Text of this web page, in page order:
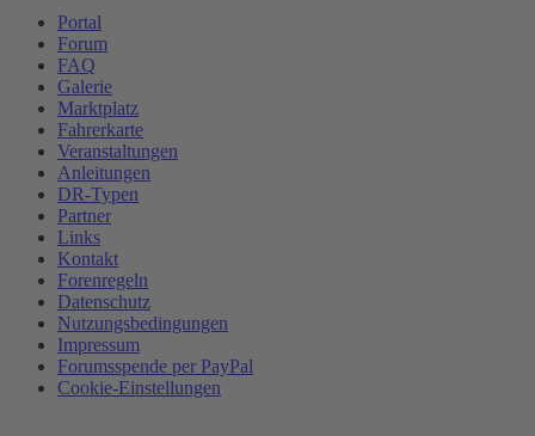
Portal
Forum
FAQ
Galerie
Marktplatz
Fahrerkarte
Veranstaltungen
Anleitungen
DR-Typen
Partner
Links
Kontakt
Forenregeln
Datenschutz
Nutzungsbedingungen
Impressum
Forumsspende per PayPal
Cookie-Einstellungen